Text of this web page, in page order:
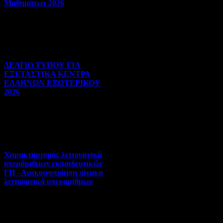
Μαθημάτων 2026
ΔΕΛΤΙΟ ΤΥΠΟΥ ΓΙΑ
ΕΞΕΤΑΣΤΙΚΑ ΚΕΝΤΡΑ
ΕΛΛΗΝΩΝ ΕΞΩΤΕΡΙΚΟΥ
2026
Χαρακτηρισμός λειτουργικά
υπεράριθμων εκπαιδευτικών
ΓΠ - Ανακοινοποίηση πίνακα
λειτουργικά υπεραρίθμων